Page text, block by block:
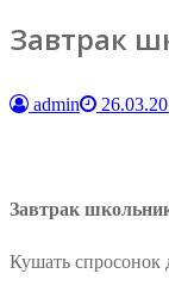
Завтрак
admin
Завтрак
Кушать спросонок